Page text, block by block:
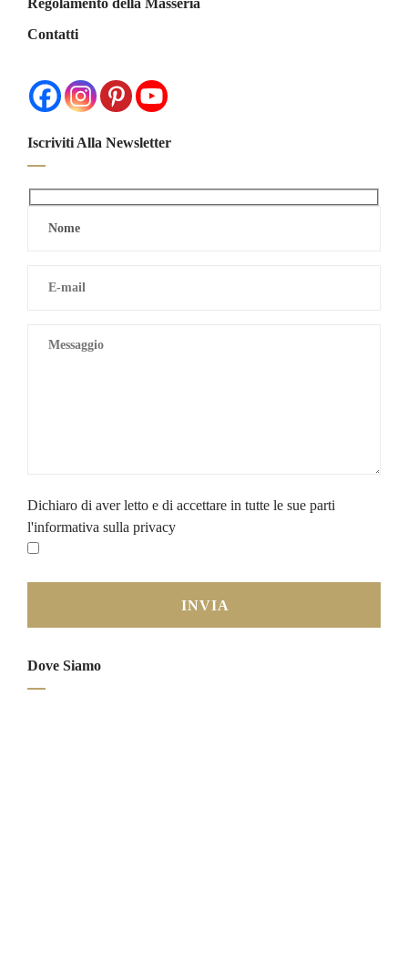
Contatti
Iscriviti Alla Newsletter
Dichiaro di aver letto e di accettare in tutte le sue parti
l'informativa sulla privacy
Dove Siamo